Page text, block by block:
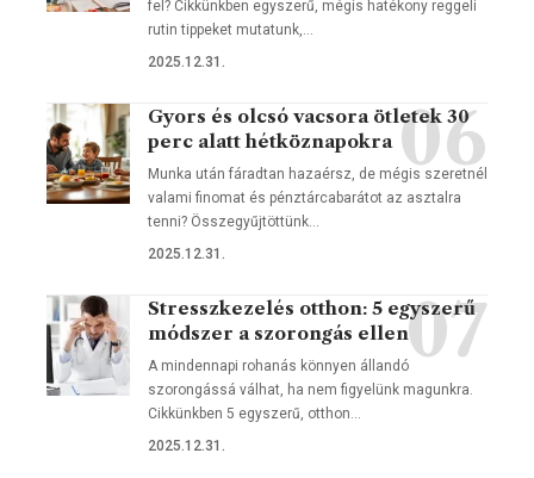
fel? Cikkünkben egyszerű, mégis hatékony reggeli
rutin tippeket mutatunk,…
2025.12.31.
Gyors és olcsó vacsora ötletek 30
perc alatt hétköznapokra
Munka után fáradtan hazaérsz, de mégis szeretnél
valami finomat és pénztárcabarátot az asztalra
tenni? Összegyűjtöttünk…
2025.12.31.
Stresszkezelés otthon: 5 egyszerű
módszer a szorongás ellen
A mindennapi rohanás könnyen állandó
szorongássá válhat, ha nem figyelünk magunkra.
Cikkünkben 5 egyszerű, otthon…
2025.12.31.